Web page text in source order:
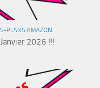
PLANS AMAZON
2026 !!!